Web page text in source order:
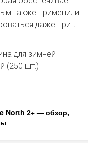
также применили
даже при t
для зимней
(250 шт.)
North 2+ — обзор,